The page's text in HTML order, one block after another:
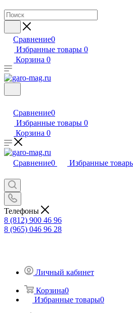
Сравнение0
Избранные товары 0
Корзина 0
Сравнение0
Избранные товары 0
Корзина 0
Сравнение0 Избранные
Телефоны
8 (812) 900 46 96
8 (965) 046 96 28
Личный кабинет
Корзина0
Избранные товары0